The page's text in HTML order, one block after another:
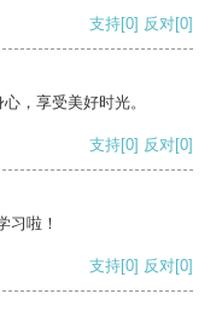
支持[0] 反对[0]
，享受美好时光。
支持[0] 反对[0]
习啦！
支持[0] 反对[0]